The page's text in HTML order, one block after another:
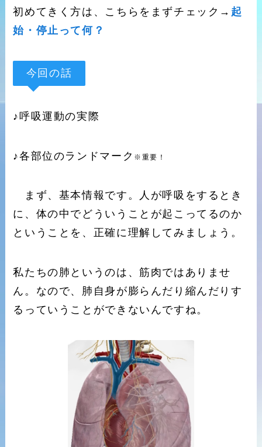
初めてきく方は、こちらをまずチェック→ 起
始・停止って何？
今回の話
♪呼吸運動の実際
♪各部位のランドマーク ※重要！
まず、基本情報です。人が呼吸をするとき
に、体の中でどういうことが起こってるのか
ということを、正確に理解してみましょう。
私たちの肺というのは、筋肉ではありませ
ん。なので、肺自身が膨らんだり縮んだりす
るっていうことができないんですね。